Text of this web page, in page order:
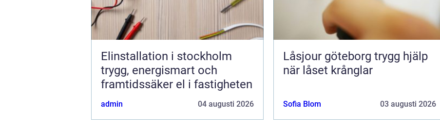
Elinstallation i stockholm
trygg, energismart och
framtidssäker el i fastigheten
admin 04 augusti 2026
Låsjour göteborg trygg hjälp
när låset krånglar
Sofia Blom 03 augusti 2026